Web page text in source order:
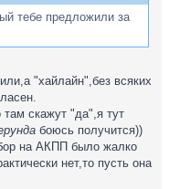
тебе предложили за
"хайлайн",без всяких
там скажут "да",я тут
боюсь получится))
на АКПП было жалко
нет,то пусть она